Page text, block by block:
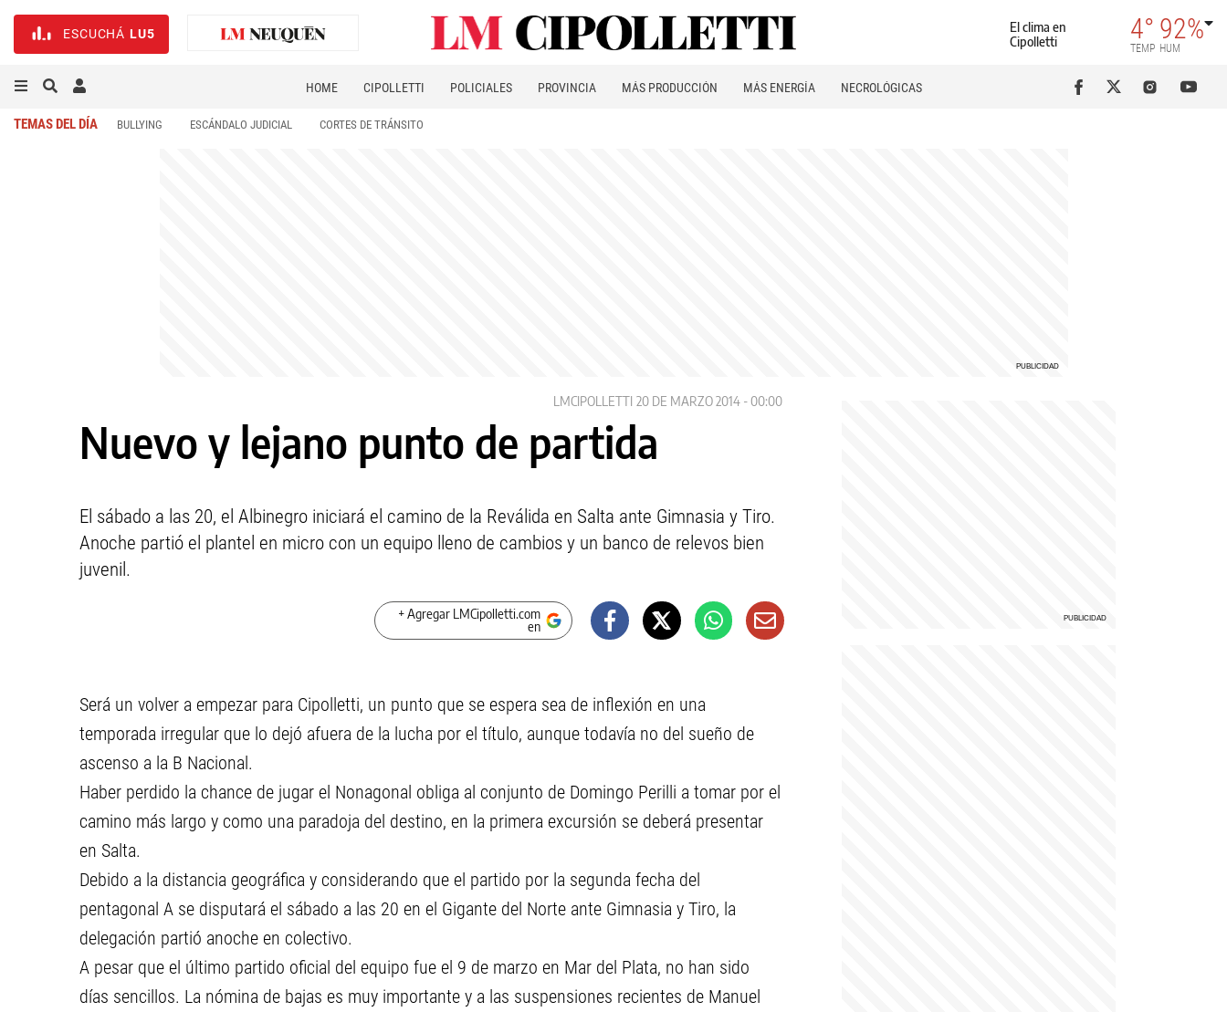
ESCUCHÁ LU5
El clima en
Cipolletti
4°
TEMP
92%
HUM
HOME CIPOLLETTI POLICIALES PROVINCIA MÁS PRODUCCIÓN MÁS ENERGÍA NECROLÓGICAS
TEMAS DEL DÍA BULLYING ESCÁNDALO JUDICIAL CORTES DE TRÁNSITO
LMCIPOLLETTI 20 DE MARZO 2014 - 00:00
Nuevo y lejano punto de partida
El sábado a las 20, el Albinegro iniciará el camino de la Reválida en Salta ante Gimnasia y Tiro.
Anoche partió el plantel en micro con un equipo lleno de cambios y un banco de relevos bien
juvenil.
+ Agregar LMCipolletti.com
en
Será un volver a empezar para Cipolletti, un punto que se espera sea de inflexión en una
temporada irregular que lo dejó afuera de la lucha por el título, aunque todavía no del sueño de
ascenso a la B Nacional.
Haber perdido la chance de jugar el Nonagonal obliga al conjunto de Domingo Perilli a tomar por el
camino más largo y como una paradoja del destino, en la primera excursión se deberá presentar
en Salta.
Debido a la distancia geográfica y considerando que el partido por la segunda fecha del
pentagonal A se disputará el sábado a las 20 en el Gigante del Norte ante Gimnasia y Tiro, la
delegación partió anoche en colectivo.
A pesar que el último partido oficial del equipo fue el 9 de marzo en Mar del Plata, no han sido
días sencillos. La nómina de bajas es muy importante y a las suspensiones recientes de Manuel